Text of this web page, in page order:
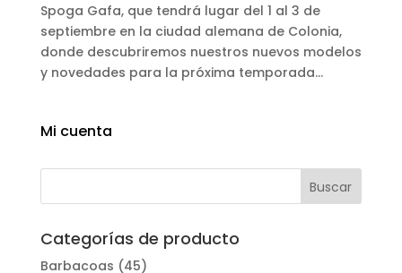
Spoga Gafa, que tendrá lugar del 1 al 3 de
septiembre en la ciudad alemana de Colonia,
donde descubriremos nuestros nuevos modelos
y novedades para la próxima temporada...
Mi cuenta
Categorías de producto
Barbacoas (45)